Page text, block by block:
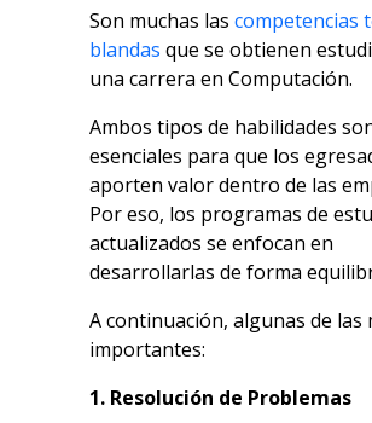
Son muchas las competencias
blandas que se obtienen
una carrera en Computación.
Ambos tipos de habilidades
esenciales para que los
aporten valor dentro de las
Por eso, los programas de
actualizados se enfocan en
desarrollarlas de forma
A continuación, algunas de las
importantes:
1. Resolución de Problemas